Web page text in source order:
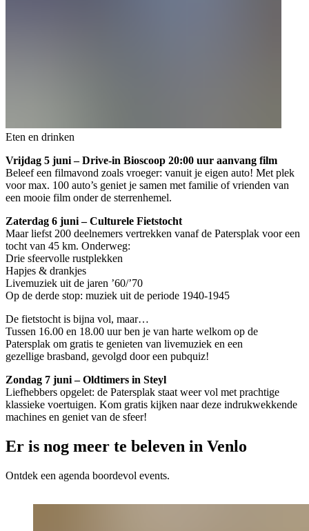
Eten en drinken
Vrijdag 5 juni – Drive-in Bioscoop 20:00 uur aanvang film
Beleef een filmavond zoals vroeger: vanuit je eigen auto! Met plek
voor max. 100 auto’s geniet je samen met familie of vrienden van
een mooie film onder de sterrenhemel.
Zaterdag 6 juni – Culturele Fietstocht
Maar liefst 200 deelnemers vertrekken vanaf de Patersplak voor een
tocht van 45 km. Onderweg:
Drie sfeervolle rustplekken
Hapjes & drankjes
Livemuziek uit de jaren ’60/’70
Op de derde stop: muziek uit de periode 1940-1945
De fietstocht is bijna vol, maar…
Tussen 16.00 en 18.00 uur ben je van harte welkom op de
Patersplak om gratis te genieten van livemuziek en een
gezellige brasband, gevolgd door een pubquiz!
Zondag 7 juni – Oldtimers in Steyl
Liefhebbers opgelet: de Patersplak staat weer vol met prachtige
klassieke voertuigen. Kom gratis kijken naar deze indrukwekkende
machines en geniet van de sfeer!
Er is nog meer te beleven in Venlo
Ontdek een agenda boordevol events.